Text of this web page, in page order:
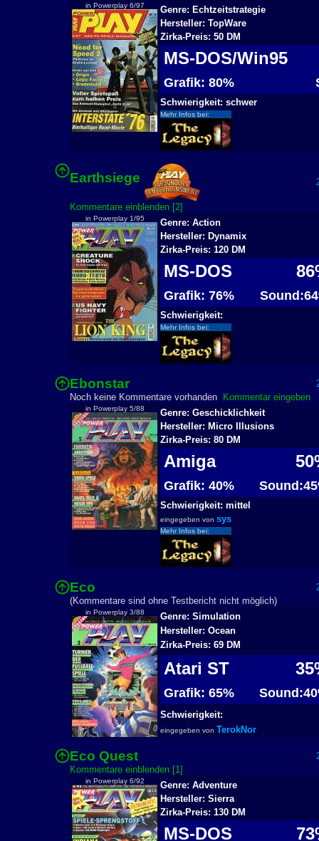
in Powerplay 6/97
Genre: Echtzeitstrategie
Hersteller: TopWare
Zirka-Preis: 50 DM
MS-DOS/Win95
Grafik: 80%
Schwierigkeit: schwer
Mehr Infos bei:
Earthsiege
Kommentare einblenden [2]
in Powerplay 1/95
Genre: Action
Hersteller: Dynamix
Zirka-Preis: 120 DM
MS-DOS
Grafik: 76%
Schwierigkeit:
Mehr Infos bei:
Ebonstar
Noch keine Kommentare vorhanden
Kommentar eingeben
in Powerplay 5/88
Genre: Geschicklichkeit
Hersteller: Micro Illusions
Zirka-Preis: 80 DM
Amiga
Grafik: 40%
Schwierigkeit: mittel
eingegeben von sys
Mehr Infos bei:
Eco
(Kommentare sind ohne Testbericht nicht möglich)
in Powerplay 3/88
Genre: Simulation
Hersteller: Ocean
Zirka-Preis: 69 DM
Atari ST
Grafik: 65%
Schwierigkeit:
eingegeben von TerokNor
Eco Quest
Kommentare einblenden [1]
in Powerplay 6/92
Genre: Adventure
Hersteller: Sierra
Zirka-Preis: 130 DM
MS-DOS